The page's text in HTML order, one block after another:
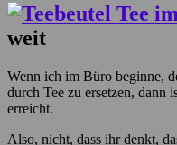
weit
Wenn ich im Büro beginne,
durch Tee zu ersetzen,
erreicht.
Also, nicht, dass ihr denkt,